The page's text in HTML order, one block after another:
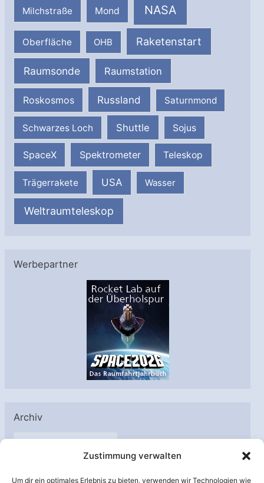
Zustimmung verwalten
Um dir ein optimales Erlebnis zu bieten, verwenden wir Technologien wie
Milchstraße Mond NASA
Oberfläche OHB Raketenstart
Raumsonde Raumstation
Roskosmos Russland Saturnmond
Schwarzes Loch Shuttle Sojus
SpaceX Spektrometer Teleskop
Trägerrakete USA Wasser
Weltraumteleskop
Werbepartner
Archiv
A